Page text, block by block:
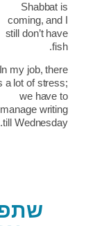
coming,
still don’t
In my job,
is a lot of
we
manage
till
שתפי